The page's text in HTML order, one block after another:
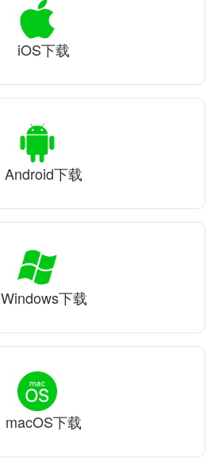
iOS下载
Android下载
Windows下载
macOS下载